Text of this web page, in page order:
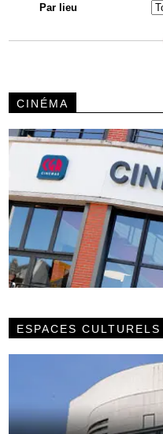
Par lieu
CINÉMA
ESPACES CULTURELS